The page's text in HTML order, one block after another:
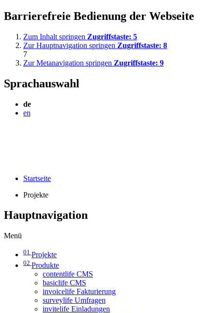
Barrierefreie Bedienung der Webseite
Zum Inhalt springen Zugriffstaste: 5
Zur Hauptnavigation springen Zugriffstaste: 8
7
Zur Metanavigation springen Zugriffstaste: 9
Sprachauswahl
de
en
Startseite
Projekte
Hauptnavigation
Menü
01 Projekte
02 Produkte
contentlife CMS
basiclife CMS
invoicelife Fakturierung
surveylife Umfragen
invitelife Einladungen